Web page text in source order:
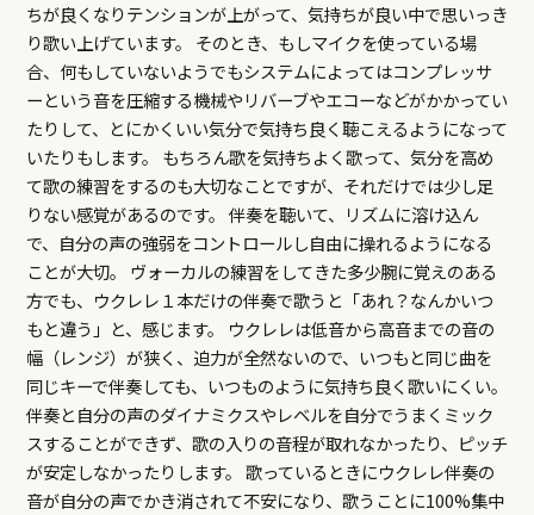
ちが良くなりテンションが上がって、気持ちが良い中で思いっき
り歌い上げています。 そのとき、もしマイクを使っている場
合、何もしていないようでもシステムによってはコンプレッサ
ーという音を圧縮する機械やリバーブやエコーなどがかかってい
たりして、とにかくいい気分で気持ち良く聴こえるようになって
いたりもします。 もちろん歌を気持ちよく歌って、気分を高め
て歌の練習をするのも大切なことですが、それだけでは少し足
りない感覚があるのです。 伴奏を聴いて、リズムに溶け込ん
で、自分の声の強弱をコントロールし自由に操れるようになる
ことが大切。 ヴォーカルの練習をしてきた多少腕に覚えのある
方でも、ウクレレ１本だけの伴奏で歌うと「あれ？なんかいつ
もと違う」と、感じます。 ウクレレは低音から高音までの音の
幅（レンジ）が狭く、迫力が全然ないので、いつもと同じ曲を
同じキーで伴奏しても、いつものように気持ち良く歌いにくい。
伴奏と自分の声のダイナミクスやレベルを自分でうまくミック
スすることができず、歌の入りの音程が取れなかったり、ピッチ
が安定しなかったりします。 歌っているときにウクレレ伴奏の
音が自分の声でかき消されて不安になり、歌うことに100%集中